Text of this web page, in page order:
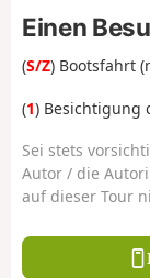
Einen
(S/Z) Bootsfahrt
(1) Besichtigung
Sei stets
Autor / die
auf dieser Tour